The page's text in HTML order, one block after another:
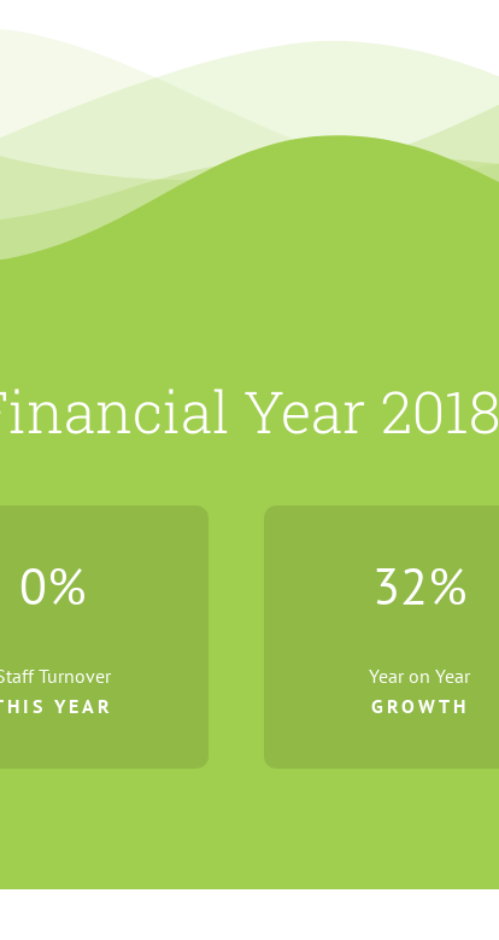
Year 2018
0%
Turnover
YEAR
32%
Year on Year
GROWTH